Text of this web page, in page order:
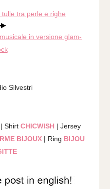
tra perle e righe
in versione glam-
Silvestri
Shirt CHICWISH | Jersey
BIJOUX| Ring BIJOU